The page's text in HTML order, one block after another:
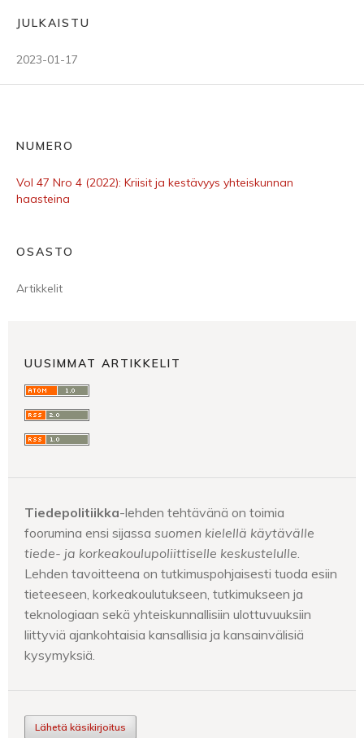
JULKAISTU
2023-01-17
NUMERO
Vol 47 Nro 4 (2022): Kriisit ja kestävyys yhteiskunnan
haasteina
OSASTO
Artikkelit
UUSIMMAT ARTIKKELIT
Tiedepolitiikka-lehden tehtävänä on toimia
foorumina ensi sijassa suomen kielellä käytävälle
tiede- ja korkeakoulupoliittiselle keskustelulle
Lehden tavoitteena on tutkimuspohjaisesti tuoda esiin
tieteeseen, korkeakoulutukseen, tutkimukseen ja
teknologiaan sekä yhteiskunnallisiin ulottuvuuksiin
liittyviä ajankohtaisia kansallisia ja kansainvälisiä
kysymyksiä.
Lähetä käsikirjoitus